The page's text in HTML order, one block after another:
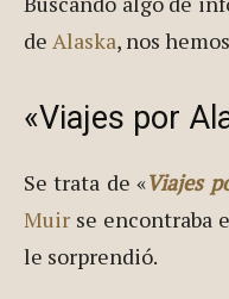
de Alaska, nos
«Viajes por
Se trata de «Viajes
Muir se encontraba
le sorprendió.